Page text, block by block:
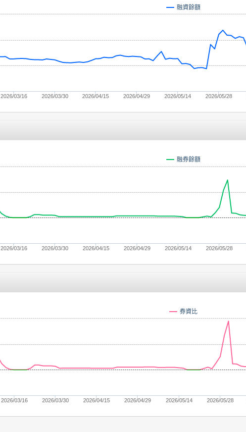
融資餘額
2026/03/16 2026/03/30 2026/04/15 2026/04/29 2026/05/14 2026/05/28
融券餘額
2026/03/16 2026/03/30 2026/04/15 2026/04/29 2026/05/14 2026/05/28
券資比
2026/03/16 2026/03/30 2026/04/15 2026/04/29 2026/05/14 2026/05/28